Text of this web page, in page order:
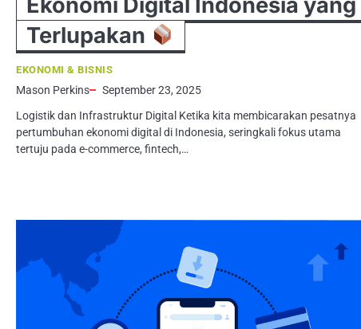
Ekonomi Digital Indonesia yang
Terlupakan
EKONOMI & BISNIS
Mason Perkins
September 23, 2025
Logistik dan Infrastruktur Digital Ketika kita membicarakan pesatnya
pertumbuhan ekonomi digital di Indonesia, seringkali fokus utama
tertuju pada e-commerce, fintech,…